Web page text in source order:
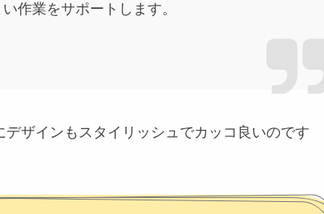
作業をサポートします。
ザインもスタイリッシュでカッコ良いのです